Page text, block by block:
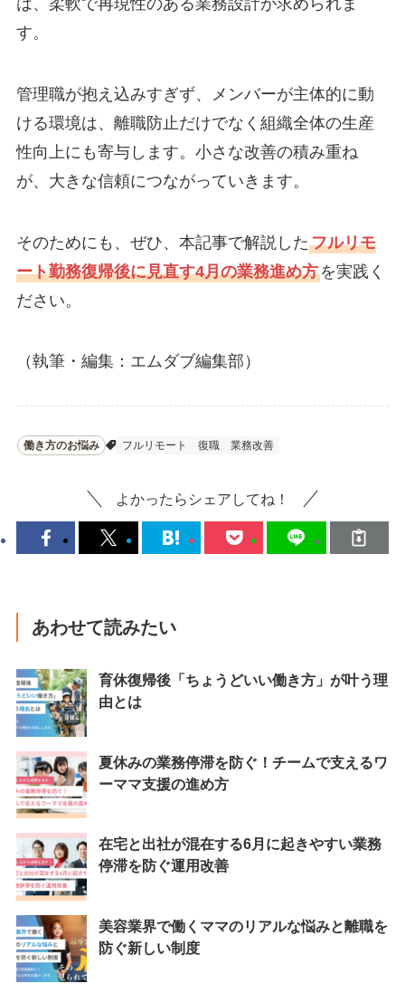
す。
管理職が抱え込みすぎず、メンバーが主体的に動
ける環境は、離職防止だけでなく組織全体の生産
性向上にも寄与します。小さな改善の積み重ね
が、大きな信頼につながっていきます。
そのためにも、ぜひ、本記事で解説したフルリモ
ート勤務復帰後に見直す4月の業務進め方を実践く
ださい。
（執筆・編集：エムダブ編集部）
働き方のお悩み フルリモート 復職 業務改善
よかったらシェアしてね！
あわせて読みたい
育休復帰後「ちょうどいい働き方」が叶う理
由とは
夏休みの業務停滞を防ぐ！チームで支えるワ
ーママ支援の進め方
在宅と出社が混在する6月に起きやすい業務
停滞を防ぐ運用改善
美容業界で働くママのリアルな悩みと離職を
防ぐ新しい制度